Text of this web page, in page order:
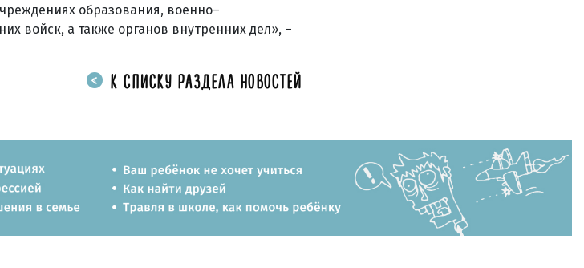
образования, военно–
войск, а также органов внутренних дел», –
К СПИСКУ РАЗДЕЛА НОВОСТЕЙ